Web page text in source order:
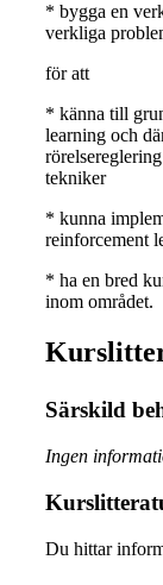
* bygga en
verkliga
för att
* känna till
learning och
tekniker
* kunna
reinforcement
* ha en bred
inom området.
Särskild
Ingen
Du hittar